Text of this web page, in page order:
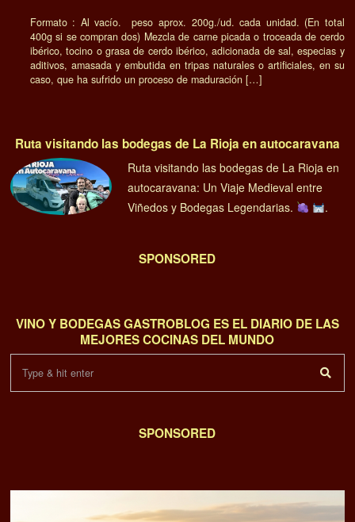
Formato : Al vacío. peso aprox. 200g./ud. cada unidad. (En total
400g si se compran dos) Mezcla de carne picada o troceada de cerdo
ibérico, tocino o grasa de cerdo ibérico, adicionada de sal, especias y
aditivos, amasada y embutida en tripas naturales o artificiales, en su
caso, que ha sufrido un proceso de maduración […]
Ruta visitando las bodegas de La Rioja en autocaravana
Ruta visitando las bodegas de La Rioja en
autocaravana: Un Viaje Medieval entre
Viñedos y Bodegas Legendarias.
.
SPONSORED
VINO Y BODEGAS GASTROBLOG ES EL DIARIO DE LAS
MEJORES COCINAS DEL MUNDO
SPONSORED